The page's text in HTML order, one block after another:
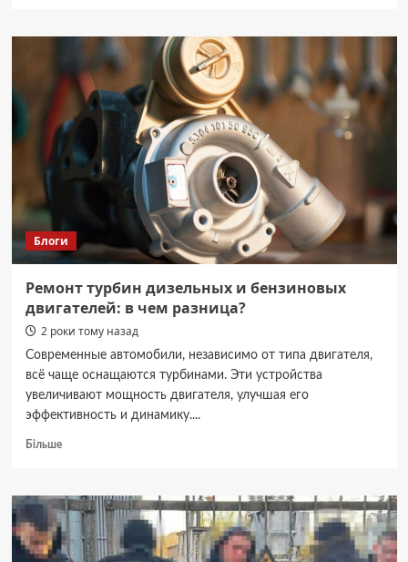
Черкащини
дружини
військового
200
грн
Блоги
Ремонт турбин дизельных и бензиновых
двигателей: в чем разница?
2 роки тому назад
Современные автомобили, независимо от типа двигателя,
всё чаще оснащаются турбинами. Эти устройства
увеличивают мощность двигателя, улучшая его
эффективность и динамику....
БільшеДокладніше
турбин
дизельных
и
бензиновых